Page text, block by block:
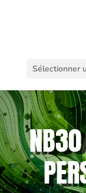
Sélectionner
NB30